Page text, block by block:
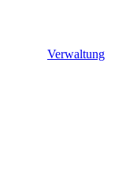
Verwaltung